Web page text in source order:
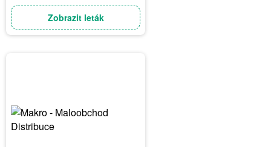
Zobrazit leták